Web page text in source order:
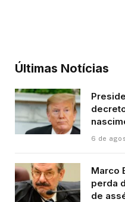
Últimas Notícias
6 de
Marco
perda
de